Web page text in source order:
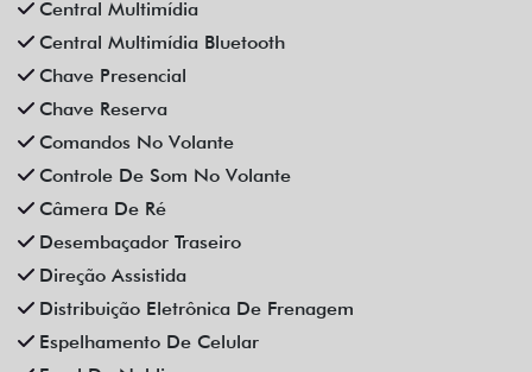
Distribuição Eletrônica De Frenagem
Espelhamento De Celular
Farol De Neblina
Faróis Full Led
Freio De Mão Eletrônico
Gps
Limpador Traseiro
Para-Choques Na Cor Do Veículo
Partida Remota
Pintura Metálica
Retrovisores Elétricos